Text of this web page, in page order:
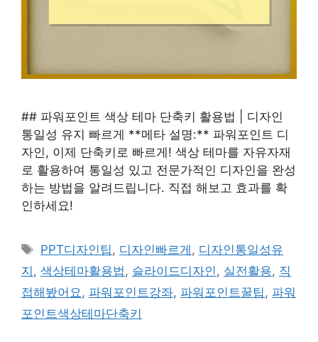
## 파워포인트 색상 테마 단축키 활용법 | 디자인
통일성 유지 빠르게 **메타 설명:** 파워포인트 디
자인, 이제 단축키로 빠르게! 색상 테마를 자유자재
로 활용하여 통일성 있고 전문가적인 디자인을 완성
하는 방법을 알려드립니다. 직접 해보고 효과를 확
인하세요!
태
그
PPT디자인팁, 디자인빠르게 , 디자인통일성유
지 , 색상테마활용법, 슬라이드디자인, 실전활용, 직
접해봤어요, 파워포인트강좌, 파워포인트꿀팁, 파워
포인트색상테마단축키